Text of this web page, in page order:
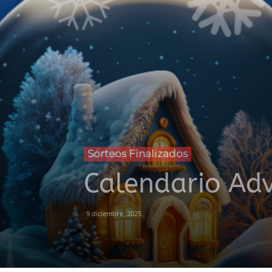
Sorteos Finalizados
Calendario
9 diciembre, 2025